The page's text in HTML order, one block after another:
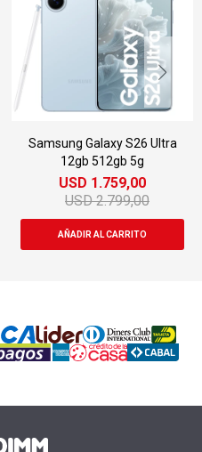
Galaxy S26 Ultra
512gb 5g
1.759,00
2.799,00